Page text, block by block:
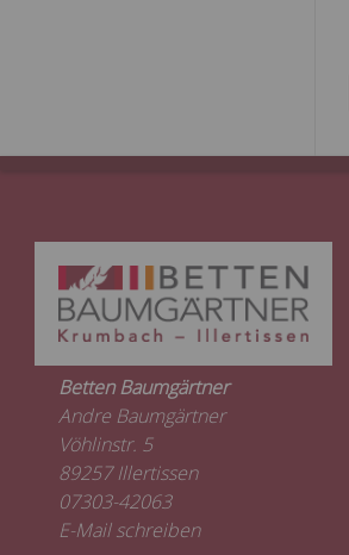
Betten Baumgärtner
Andre Baumgärtner
Vöhlinstr. 5
89257 Illertissen
07303-42063
E-Mail schreiben